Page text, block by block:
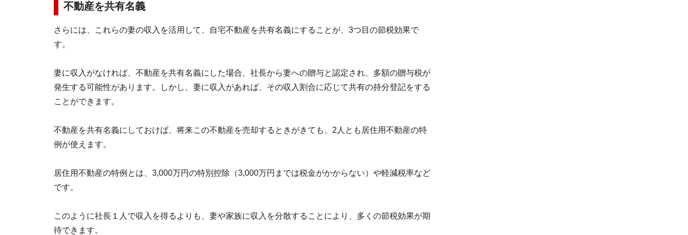
不動産を共有名義
さらには、これらの妻の収入を活用して、自宅不動産を共有名義にすることが、3つ目の節税効果で
す。
妻に収入がなければ、不動産を共有名義にした場合、社長から妻への贈与と認定され、多額の贈与税が
発生する可能性があります。しかし、妻に収入があれば、その収入割合に応じて共有の持分登記をする
ことができます。
不動産を共有名義にしておけば、将来この不動産を売却するときがきても、2人とも居住用不動産の特
例が使えます。
居住用不動産の特例とは、3,000万円の特別控除（3,000万円までは税金がかからない）や軽減税率など
です。
このように社長１人で収入を得るよりも、妻や家族に収入を分散することにより、多くの節税効果が期
待できます。